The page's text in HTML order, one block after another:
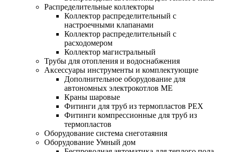
Распределительные коллекторы
Коллектор распределительный с
настроечными клапанами
Коллектор распределительный с
расходомером
Коллектор магистральный
Трубы для отопления и водоснабжения
Аксессуары инструменты и комплектующие
Дополнительное оборудование для
автономных электрокотлов МЕ
Краны шаровые
Фитинги для труб из термопластов PEX
Фитинги компрессионные для труб из
термопластов
Оборудование система снеготаяния
Оборудование Умный дом